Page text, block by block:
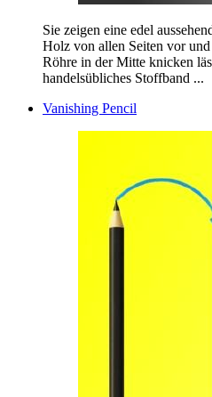
Sie zeigen eine edel
Holz von allen Seiten vor
Röhre in der Mitte knicken
handelsübliches Stoffband ...
Vanishing Pencil